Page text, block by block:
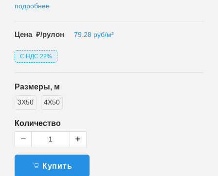
подробнее
Цена ₽/рулон 79.28 руб/м²
С НДС 22%
Размеры, м
3X50 4X50
Количество
Купить